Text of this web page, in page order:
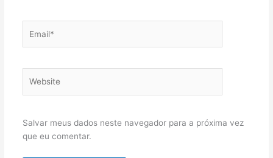
Salvar meus dados neste navegador para a próxima vez
que eu comentar.